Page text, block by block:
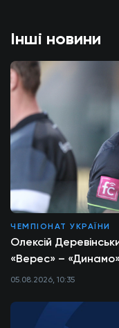
Інші новини
ЧЕМПІОНАТ УКРАЇНИ
Олексій
«Верес» –
05.08.2026, 10:35